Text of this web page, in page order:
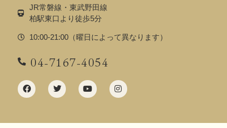
JR常磐線・東武野田線
柏駅東口より徒歩5分
10:00-21:00（曜日によって異なります）
04-7167-4054